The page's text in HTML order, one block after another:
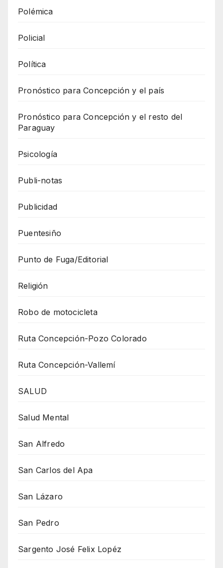
Polémica
Policial
Política
Pronóstico para Concepción y el país
Pronóstico para Concepción y el resto del
Paraguay
Psicología
Publi-notas
Publicidad
Puentesiño
Punto de Fuga/Editorial
Religión
Robo de motocicleta
Ruta Concepción-Pozo Colorado
Ruta Concepción-Vallemí
SALUD
Salud Mental
San Alfredo
San Carlos del Apa
San Lázaro
San Pedro
Sargento José Felix Lopéz